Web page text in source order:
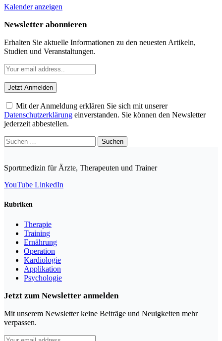
Kalender anzeigen
Newsletter abonnieren
Erhalten Sie aktuelle Informationen zu den neuesten Artikeln,
Studien und Veranstaltungen.
Mit der Anmeldung erklären Sie sich mit unserer
Datenschutzerklärung einverstanden. Sie können den Newsletter
jederzeit abbestellen.
Suchen
nach:
Sportmedizin für Ärzte, Therapeuten und Trainer
YouTube LinkedIn
Rubriken
Therapie
Training
Ernährung
Operation
Kardiologie
Applikation
Psychologie
Jetzt zum Newsletter anmelden
Mit unserem Newsletter keine Beiträge und Neuigkeiten mehr
verpassen.